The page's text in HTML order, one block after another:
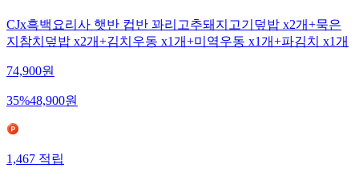
CJx흑백요리사 햇반 컵반 꽈리고추돼지고기덮밥 x2개+묵은
지참치덮밥 x2개+김치우동 x1개+미역우동 x1개+파김치 x1개
74,900원
35%48,900원
1,467적립